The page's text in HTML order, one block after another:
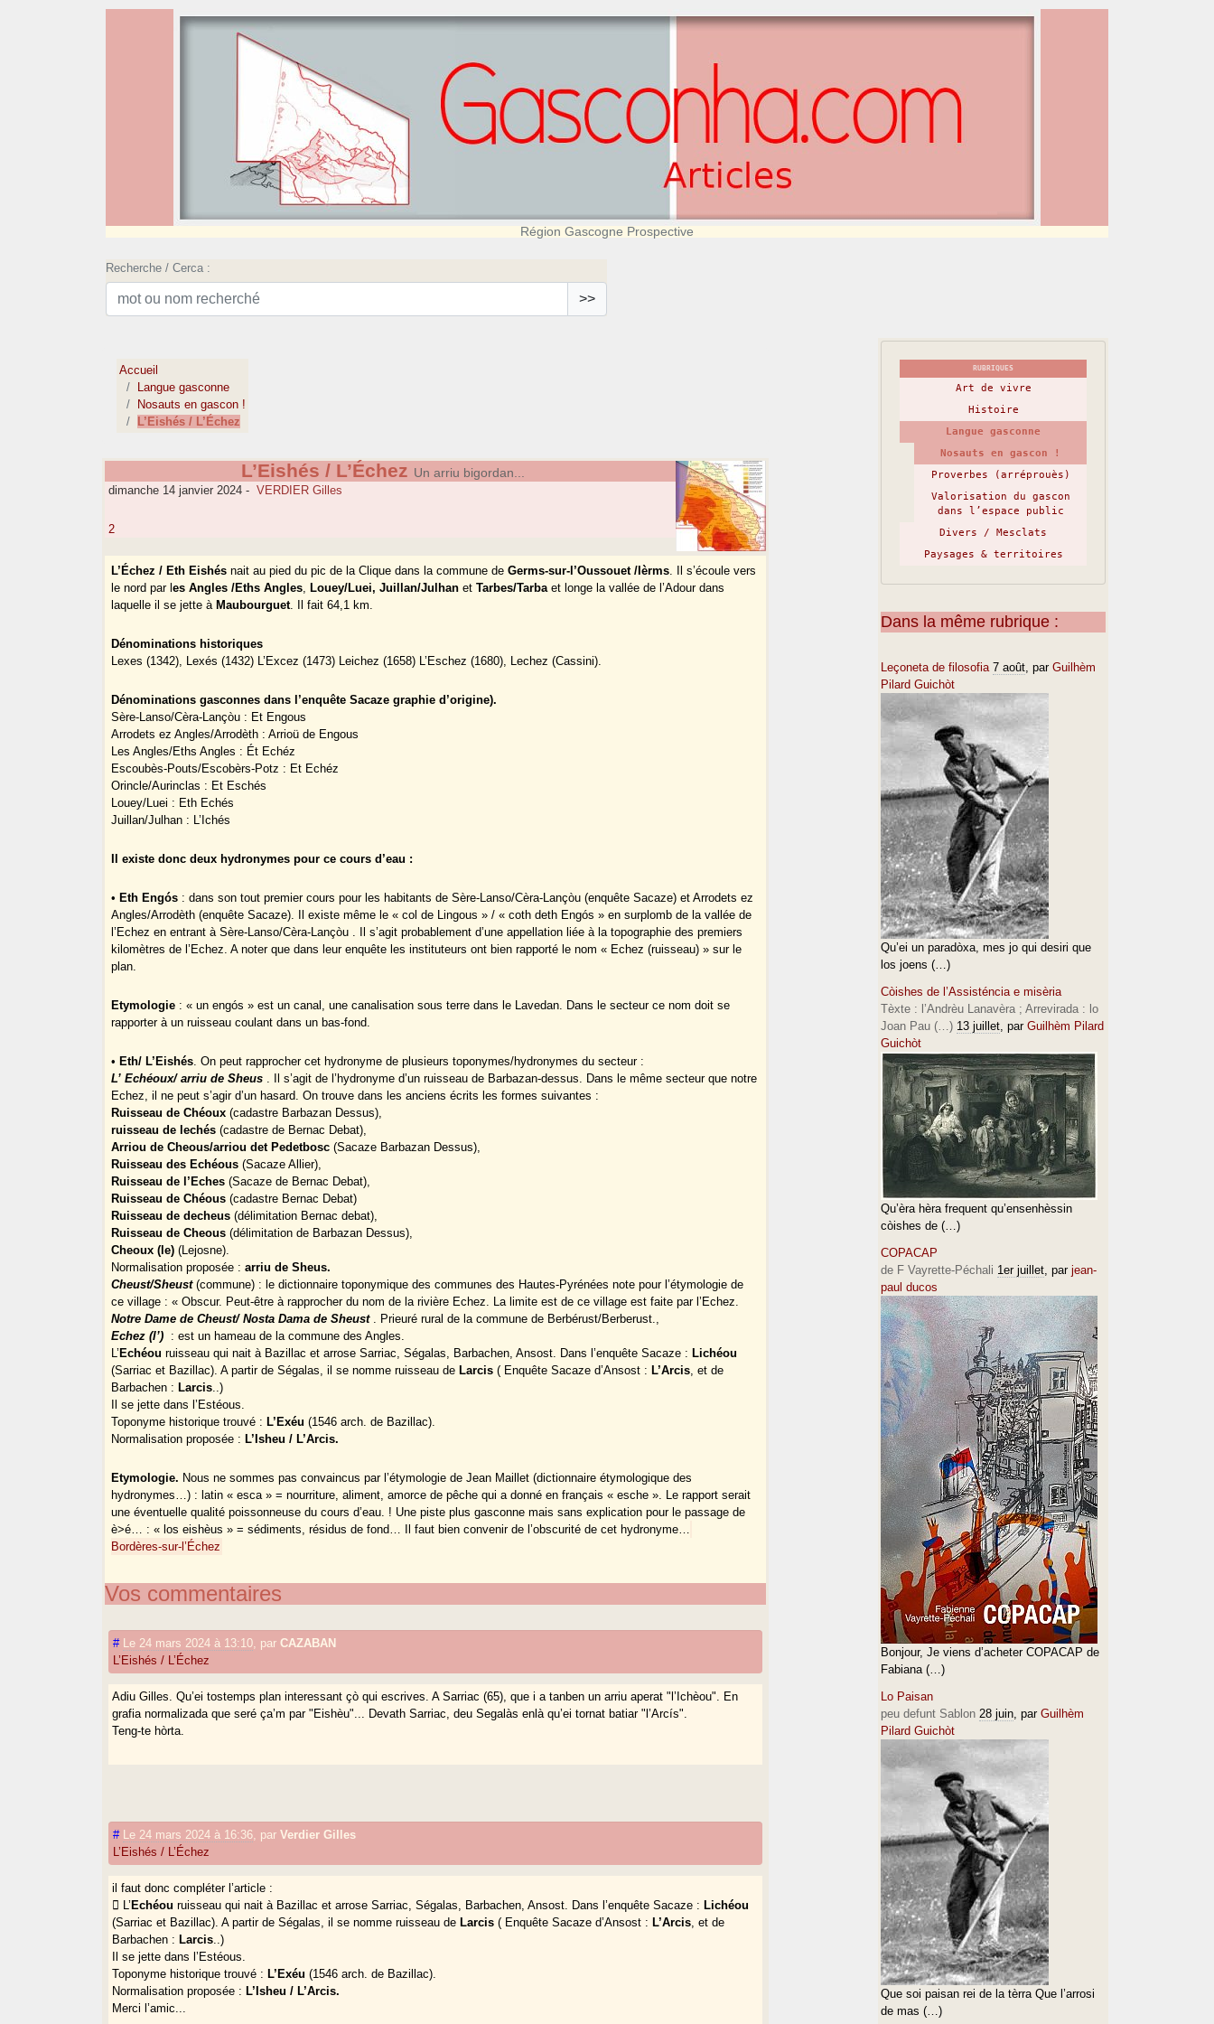
Région Gascogne Prospective
Recherche / Cerca :
>>
Accueil
Langue gasconne
Nosauts en gascon !
L’Eishés / L’Échez
L’Eishés / L’Échez Un arriu bigordan...
dimanche 14 janvier 2024 - VERDIER Gilles
2
L’Échez / Eth Eishésnait au pied du pic de la Clique dans la commune deGerms-sur-l’Oussouet /Ièrms. Il s’écoule vers
le nord par les Angles /Eths Angles, Louey/Luei, Juillan/Julhan etTarbes/Tarbaet longe la vallée de l’Adour dans
laquelle il se jette à Maubourguet. Il fait 64,1 km.
Dénominations historiques
Lexes (1342), Lexés (1432) L’Excez (1473) Leichez (1658) L’Eschez (1680), Lechez (Cassini).
Dénominations gasconnes dans l’enquête Sacaze graphie d’origine).
Sère-Lanso/Cèra-Lançòu : Et Engous
Arrodets ez Angles/Arrodèth : Arrioü de Engous
Les Angles/Eths Angles : Ét Echéz
Escoubès-Pouts/Escobèrs-Potz : Et Echéz
Orincle/Aurinclas : Et Eschés
Louey/Luei : Eth Echés
Juillan/Julhan : L’Ichés
Il existe donc deux hydronymes pour ce cours d’eau :
• Eth Engós : dans son tout premier cours pour les habitants de Sère-Lanso/Cèra-Lançòu (enquête Sacaze) et Arrodets ez
Angles/Arrodèth (enquête Sacaze). Il existe même le « col de Lingous » / « coth deth Engós » en surplomb de la vallée de
l’Echez en entrant à Sère-Lanso/Cèra-Lançòu . Il s’agit probablement d’une appellation liée à la topographie des premiers
kilomètres de l’Echez. A noter que dans leur enquête les instituteurs ont bien rapporté le nom « Echez (ruisseau) » sur le
plan.
Etymologie : « un engós » est un canal, une canalisation sous terre dans le Lavedan. Dans le secteur ce nom doit se
rapporter à un ruisseau coulant dans un bas-fond.
• Eth/ L’Eishés. On peut rapprocher cet hydronyme de plusieurs toponymes/hydronymes du secteur :
L’ Echéoux/ arriu de Sheus . Il s’agit de l’hydronyme d’un ruisseau de Barbazan-dessus. Dans le même secteur que notre
Echez, il ne peut s’agir d’un hasard. On trouve dans les anciens écrits les formes suivantes :
Ruisseau de Chéoux (cadastre Barbazan Dessus),
ruisseau de lechés (cadastre de Bernac Debat),
Arriou de Cheous/arriou det Pedetbosc (Sacaze Barbazan Dessus),
Ruisseau des Echéous (Sacaze Allier),
Ruisseau de l’Eches (Sacaze de Bernac Debat),
Ruisseau de Chéous (cadastre Bernac Debat)
Ruisseau de decheus (délimitation Bernac debat),
Ruisseau de Cheous (délimitation de Barbazan Dessus),
Cheoux (le) (Lejosne).
Normalisation proposée :arriu de Sheus.
Cheust/Sheust (commune) : le dictionnaire toponymique des communes des Hautes-Pyrénées note pour l’étymologie de
ce village : « Obscur. Peut-être à rapprocher du nom de la rivière Echez. La limite est de ce village est faite par l’Echez.
Notre Dame de Cheust/ Nosta Dama de Sheust . Prieuré rural de la commune de Berbérust/Berberust.,
Echez (l’) : est un hameau de la commune des Angles.
L’ Echéou ruisseau qui nait à Bazillac et arrose Sarriac, Ségalas, Barbachen, Ansost. Dans l’enquête Sacaze : Lichéou
(Sarriac et Bazillac). A partir de Ségalas, il se nomme ruisseau de Larcis ( Enquête Sacaze d’Ansost : L’Arcis, et de
Barbachen : Larcis..)
Il se jette dans l’Estéous.
Toponyme historique trouvé : L’Exéu (1546 arch. de Bazillac).
Normalisation proposée : L’Isheu / L’Arcis.
Etymologie. Nous ne sommes pas convaincus par l’étymologie de Jean Maillet (dictionnaire étymologique des
hydronymes…) : latin « esca » = nourriture, aliment, amorce de pêche qui a donné en français « esche ». Le rapport serait
une éventuelle qualité poissonneuse du cours d’eau. ! Une piste plus gasconne mais sans explication pour le passage de
è>é… : « los eishèus » = sédiments, résidus de fond… Il faut bien convenir de l’obscurité de cet hydronyme…
Bordères-sur-l’Échez
Vos commentaires
# Le 24 mars 2024 à 13:10 parCAZABAN
L’Eishés / L’Échez
Adiu Gilles. Qu’ei tostemps plan interessant çò qui escrives. A Sarriac (65), que i a tanben un arriu aperat "l’Ichèou". En
grafia normalizada que seré ça’m par "Eishèu"... Devath Sarriac, deu Segalàs enlà qu’ei tornat batiar "l’Arcís".
Teng-te hòrta.
# Le 24 mars 2024 à 16:36 parVerdier Gilles
L’Eishés / L’Échez
il faut donc compléter l’article :
 L’Echéou ruisseau qui nait à Bazillac et arrose Sarriac, Ségalas, Barbachen, Ansost. Dans l’enquête Sacaze :Lichéou
(Sarriac et Bazillac). A partir de Ségalas, il se nomme ruisseau deLarcis ( Enquête Sacaze d’Ansost :L’Arcis , et de
Barbachen :Larcis ..)
Il se jette dans l’Estéous.
Toponyme historique trouvé :L’Exéu (1546 arch. de Bazillac).
Normalisation proposée :L’Isheu / L’Arcis.
Merci l’amic...
RUBRIQUES
Art de vivre
Histoire
Langue gasconne
Nosauts en gascon !
Proverbes (arréprouès)
Valorisation du gascon
dans l’espace public
Divers / Mesclats
Paysages & territoires
Dans la même rubrique :
Leçoneta de filosofia 7 août, par Guilhèm
Pilard Guichòt
Qu’ei un paradòxa, mes jo qui desiri que
los joens (…)
Còishes de l’Assisténcia e misèria
Tèxte : l’Andrèu Lanavèra ; Arrevirada : lo
Joan Pau (…) 13 juillet, par Guilhèm Pilard
Guichòt
Qu’èra hèra frequent qu’ensenhèssin
còishes de (…)
COPACAP
de F Vayrette-Péchali 1er juillet, par jean-
paul ducos
Bonjour, Je viens d’acheter COPACAP de
Fabiana (…)
Lo Paisan
peu defunt Sablon 28 juin, par Guilhèm
Pilard Guichòt
Que soi paisan rei de la tèrra Que l’arrosi
de mas (…)